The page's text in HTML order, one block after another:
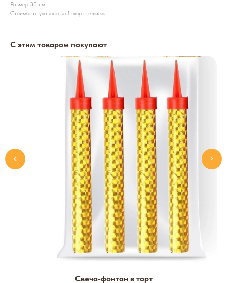
Размер 30 см
Стоимость указана за 1 шар с гелием
С этим товаром покупают
Свеча-фонтан в торт